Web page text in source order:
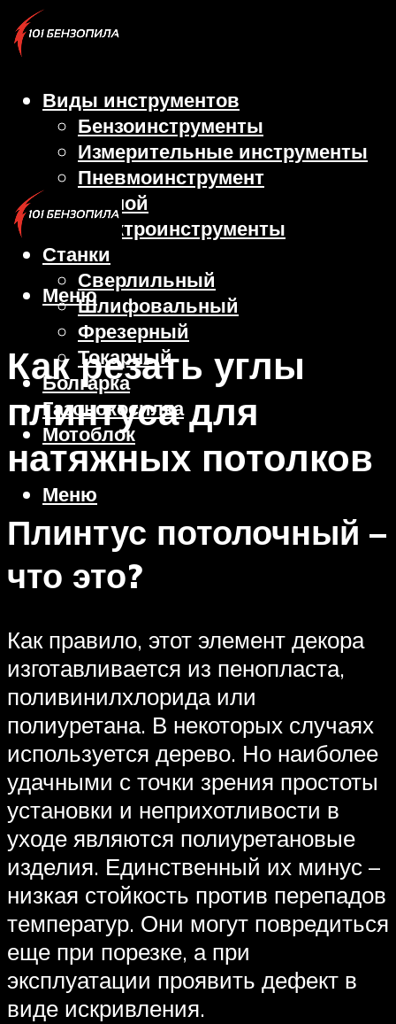
Виды инструментов
Бензоинструменты
Измерительные инструменты
Пневмоинструмент
Ручной
Электроинструменты
Станки
Сверлильный
Шлифовальный
Фрезерный
Токарный
Болгарка
Газонокосилка
Мотоблок
Меню
Меню
Как резать углы
плинтуса для
натяжных потолков
Плинтус потолочный –
что это?
Как правило, этот элемент декора
изготавливается из пенопласта,
поливинилхлорида или
полиуретана. В некоторых случаях
используется дерево. Но наиболее
удачными с точки зрения простоты
установки и неприхотливости в
уходе являются полиуретановые
изделия. Единственный их минус –
низкая стойкость против перепадов
температур. Они могут повредиться
еще при порезке, а при
эксплуатации проявить дефект в
виде искривления.